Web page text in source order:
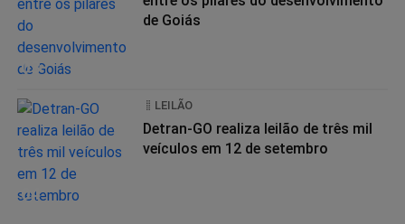
03
de Goiás
04
LEILÃO
Detran-GO realiza leilão de três mil
veículos em 12 de setembro